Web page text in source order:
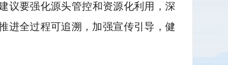
议要强化源头管控和资源化利用，深
进全过程可追溯，加强宣传引导，健